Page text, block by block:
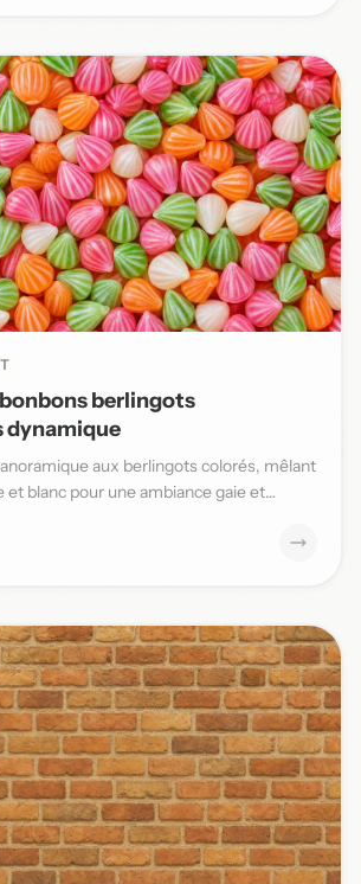
berlingots
aux berlingots colorés, mêlant
et blanc pour une ambiance gaie et